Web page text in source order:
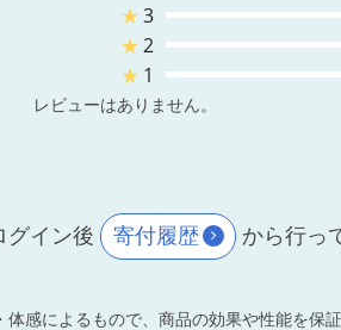
★3
★2
★ 1
レビューはありません。
グイン後 寄付履歴 から行っ
感によるもので、商品の効果や性能を保